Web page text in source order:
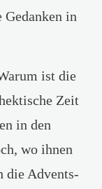
in
ist die
Zeit
in den
wo ihnen
die Advents-